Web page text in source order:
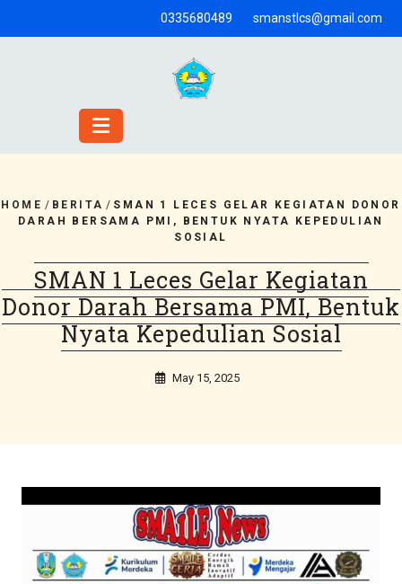
0335680489 smanstlcs@gmail.com
HOME / BERITA / SMAN 1 LECES GELAR KEGIATAN DONOR
DARAH BERSAMA PMI, BENTUK NYATA KEPEDULIAN
SOSIAL
SMAN 1 Leces Gelar Kegiatan
Donor Darah Bersama PMI, Bentuk
Nyata Kepedulian Sosial
May 15, 2025